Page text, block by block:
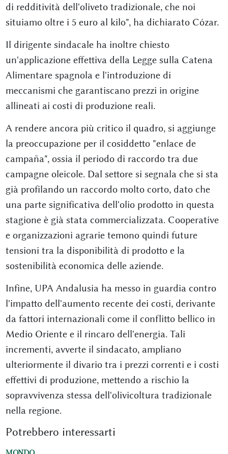
di redditività dell'oliveto tradizionale, che noi
situiamo oltre i 5 euro al kilo", ha dichiarato Cózar.
Il dirigente sindacale ha inoltre chiesto
un'applicazione effettiva della Legge sulla Catena
Alimentare spagnola e l'introduzione di
meccanismi che garantiscano prezzi in origine
allineati ai costi di produzione reali.
A rendere ancora più critico il quadro, si aggiunge
la preoccupazione per il cosiddetto "enlace de
campaña", ossia il periodo di raccordo tra due
campagne oleicole. Dal settore si segnala che si sta
già profilando un raccordo molto corto, dato che
una parte significativa dell'olio prodotto in questa
stagione è già stata commercializzata. Cooperative
e organizzazioni agrarie temono quindi future
tensioni tra la disponibilità di prodotto e la
sostenibilità economica delle aziende.
Infine, UPA Andalusia ha messo in guardia contro
l'impatto dell'aumento recente dei costi, derivante
da fattori internazionali come il conflitto bellico in
Medio Oriente e il rincaro dell'energia. Tali
incrementi, avverte il sindacato, ampliano
ulteriormente il divario tra i prezzi correnti e i costi
effettivi di produzione, mettendo a rischio la
sopravvivenza stessa dell'olivicoltura tradizionale
nella regione.
Potrebbero interessarti